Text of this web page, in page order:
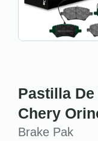
Pastilla
Chery
Brake Pak